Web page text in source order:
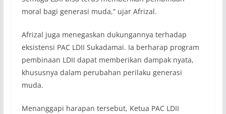
moral bagi generasi muda,” ujar Afrizal.
Afrizal juga menegaskan dukungannya terhadap
eksistensi PAC LDII Sukadamai. Ia berharap program
pembinaan LDII dapat memberikan dampak nyata,
khususnya dalam perubahan perilaku generasi
muda.
Menanggapi harapan tersebut, Ketua PAC LDII